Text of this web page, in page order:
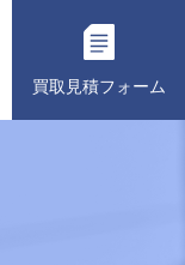
買取見積フォーム